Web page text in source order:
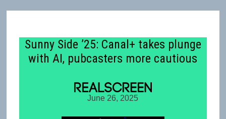
Sunny Side ’25: Canal+ takes plunge
with AI, pubcasters more cautious
June 26, 2025